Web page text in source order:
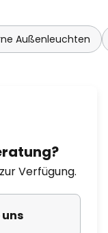
Außenleuchten
Verfügung.